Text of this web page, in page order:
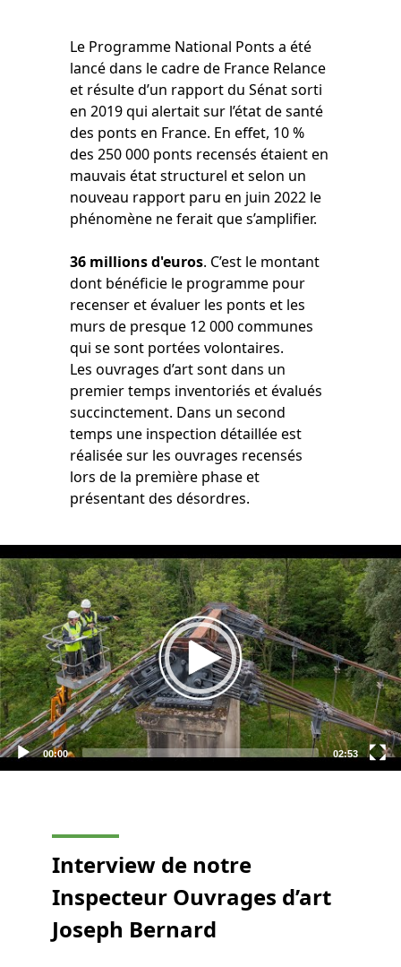
Le Programme National Ponts a été
lancé dans le cadre de France Relance
et résulte d’un rapport du Sénat sorti
en 2019 qui alertait sur l’état de santé
des ponts en France. En effet, 10 %
des 250 000 ponts recensés étaient en
mauvais état structurel et selon un
nouveau rapport paru en juin 2022 le
phénomène ne ferait que s’amplifier.
36 millions d'euros. C’est le montant
dont bénéficie le programme pour
recenser et évaluer les ponts et les
murs de presque 12 000 communes
qui se sont portées volontaires.
Les ouvrages d’art sont dans un
premier temps inventoriés et évalués
succinctement. Dans un second
temps une inspection détaillée est
réalisée sur les ouvrages recensés
lors de la première phase et
présentant des désordres.
Video
Player
00:00 02:53
Interview de notre
Inspecteur Ouvrages d’art
Joseph Bernard